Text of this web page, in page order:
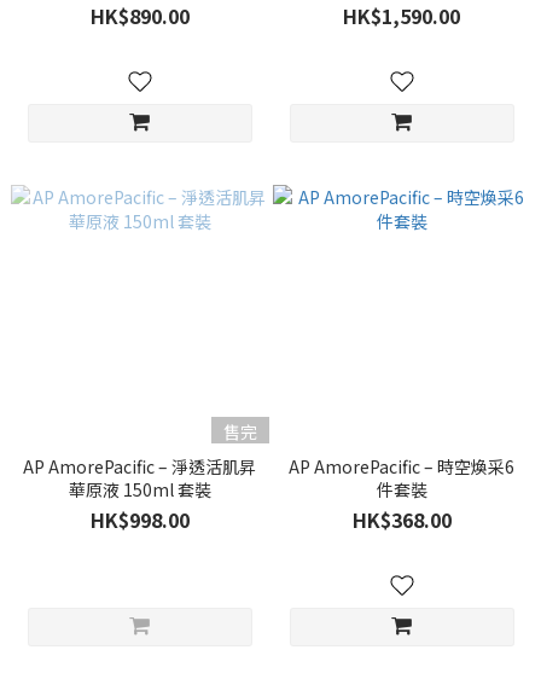
HK$890.00 HK$1,590.00
售完
AP AmorePacific – 淨透活肌昇
華原液 150ml 套裝
HK$998.00
AP AmorePacific – 時空煥采6
件套裝
HK$368.00